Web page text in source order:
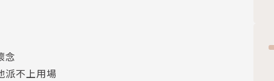
念
派不上用場